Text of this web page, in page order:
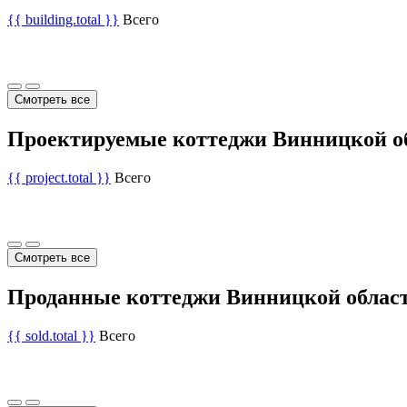
{{ building.total }} Всего
Смотреть все
Проектируемые коттеджи Винницкой
{{ project.total }} Всего
Смотреть все
Проданные коттеджи Винницкой
{{ sold.total }} Всего